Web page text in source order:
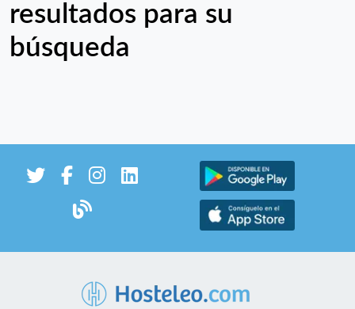
resultados para su
búsqueda